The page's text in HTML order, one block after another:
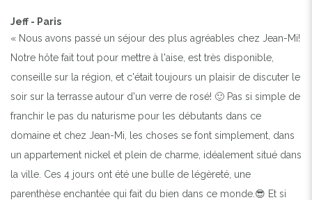
Jeff - Paris
« Nous avons passé un séjour des plus agréables chez Jean-Mi!
Notre hôte fait tout pour mettre à l'aise, est très disponible,
conseille sur la région, et c'était toujours un plaisir de discuter le
soir sur la terrasse autour d'un verre de rosé! 🙂 Pas si simple de
franchir le pas du naturisme pour les débutants dans ce
domaine et chez Jean-Mi, les choses se font simplement, dans
un appartement nickel et plein de charme, idéalement situé dans
la ville. Ces 4 jours ont été une bulle de légèreté, une
parenthèse enchantée qui fait du bien dans ce monde.😎 Et si